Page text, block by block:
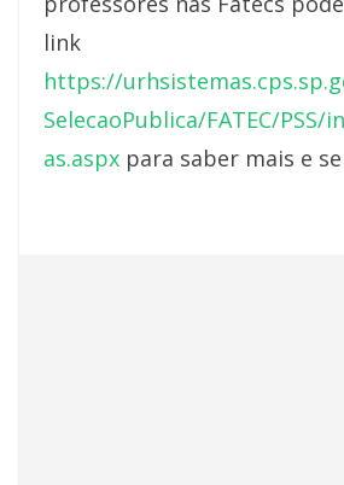
link
https://
SelecaoPublica/FATEC/
as.aspx para saber mais e